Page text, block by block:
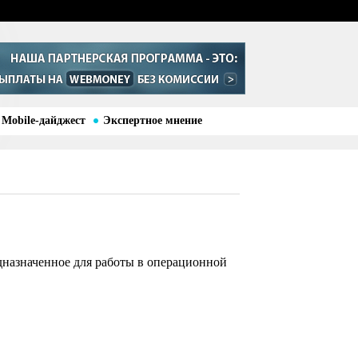
Mobile-дайджест Экспертное мнение
для работы в операционной